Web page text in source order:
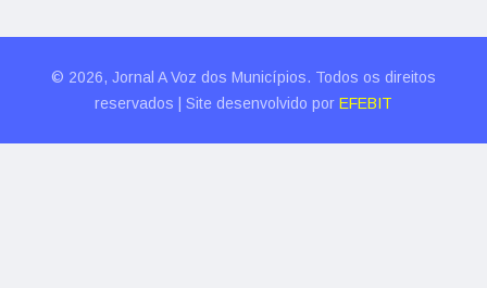
© 2026, Jornal A Voz dos Municípios. Todos os direitos
reservados | Site desenvolvido por EFEBIT